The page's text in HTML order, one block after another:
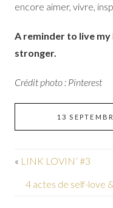
encore aimer, vivre,
A reminder to live
stronger.
Crédit photo : Pinterest
13
« LINK LOVIN’ #3
4 actes de self-love